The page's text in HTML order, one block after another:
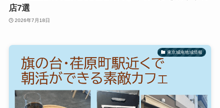
店7選
2026年7月18日
東京城南地域情報